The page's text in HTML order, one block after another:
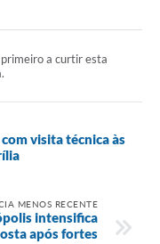
primeiro a curtir esta
visita técnica às
MENOS RECENTE
intensifica
após fortes